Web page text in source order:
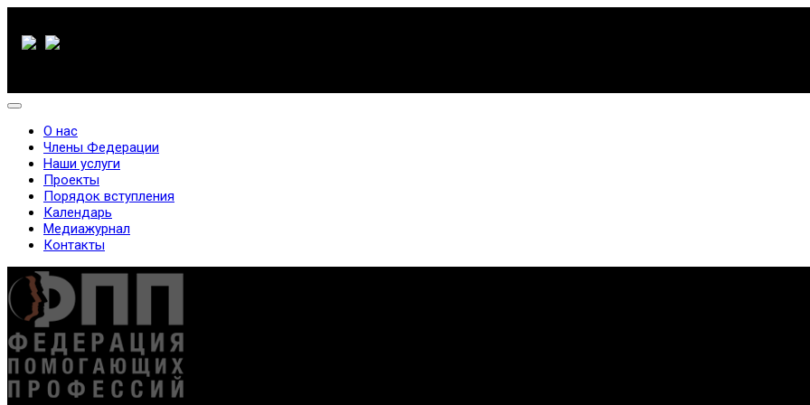
О нас
Члены Федерации
Наши услуги
Проекты
Порядок вступления
Календарь
Медиажурнал
Контакты